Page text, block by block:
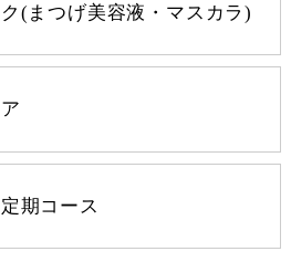
(まつげ美容液・マスカラ)
期コース